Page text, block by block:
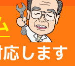
します